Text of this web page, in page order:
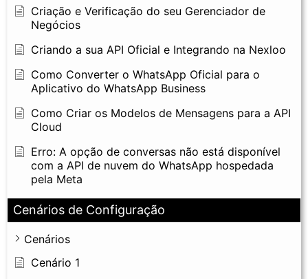
Criação e Verificação do seu Gerenciador de
Negócios
Criando a sua API Oficial e Integrando na Nexloo
Como Converter o WhatsApp Oficial para o
Aplicativo do WhatsApp Business
Como Criar os Modelos de Mensagens para a API
Cloud
Erro: A opção de conversas não está disponível
com a API de nuvem do WhatsApp hospedada
pela Meta
Cenários de Configuração
Cenários
Cenário 1